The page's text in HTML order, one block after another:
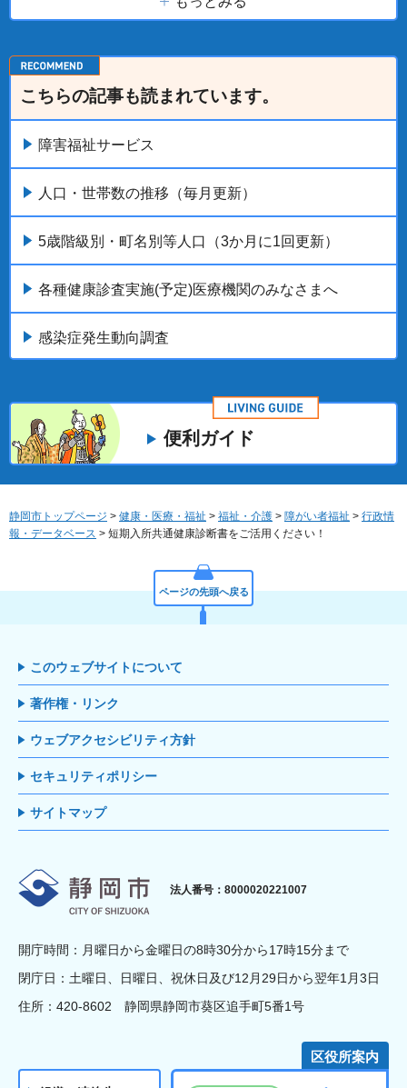
こちらの記事も読まれています。
障害福祉サービス
人口・世帯数の推移（毎月更新）
5歳階級別・町名別等人口（3か月に1回更新）
各種健康診査実施(予定)医療機関のみなさまへ
感染症発生動向調査
便利ガイド
静岡市トップページ > 健康・医療・福祉 > 福祉・介護 > 障がい者福祉 > 行政情
報・データベース > 短期入所共通健康診断書をご活用ください！
ページの先頭へ戻る
このウェブサイトについて
著作権・リンク
ウェブアクセシビリティ方針
セキュリティポリシー
サイトマップ
静岡市
法人番号：8000020221007
開庁時間：月曜日から金曜日の8時30分から17時15分まで
閉庁日：土曜日、日曜日、祝休日及び12月29日から翌年1月3日
住所：420-8602 静岡県静岡市葵区追手町5番1号
区役所案内